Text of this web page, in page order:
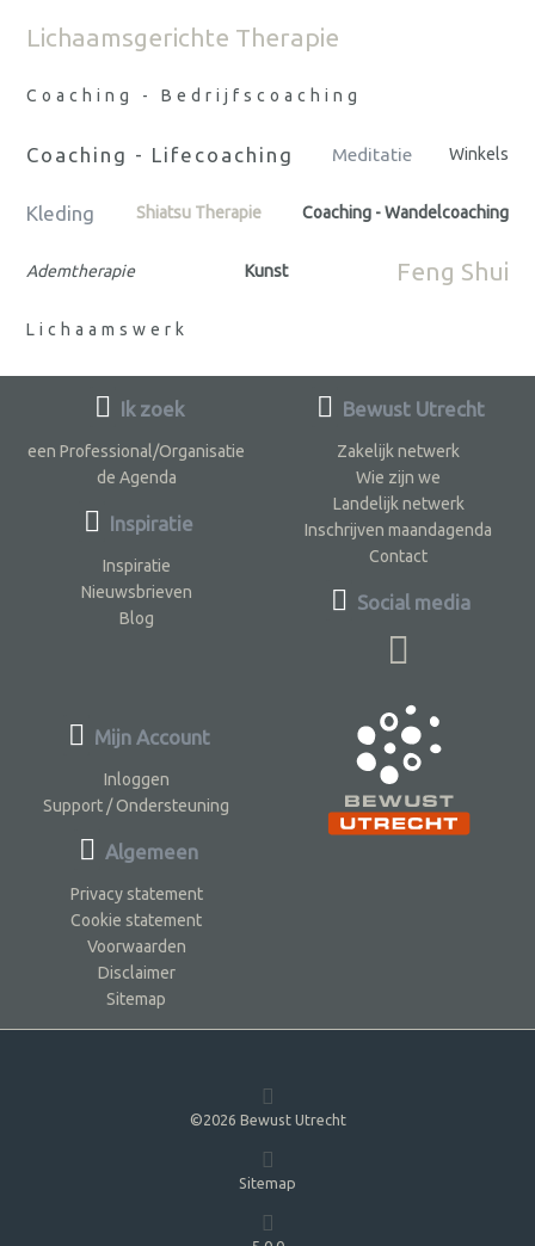
Lichaamsgerichte Therapie
Coaching - Bedrijfscoaching
Coaching - Lifecoaching Meditatie Winkels
Kleding Shiatsu Therapie Coaching - Wandelcoaching
Ademtherapie Kunst Feng Shui
Lichaamswerk
Ik zoek
een Professional/Organisatie
de Agenda
Inspiratie
Inspiratie
Nieuwsbrieven
Blog
Bewust Utrecht
Zakelijk netwerk
Wie zijn we
Landelijk netwerk
Inschrijven maandagenda
Contact
Social media
Mijn Account
Inloggen
Support / Ondersteuning
Algemeen
Privacy statement
Cookie statement
Voorwaarden
Disclaimer
Sitemap
©2026 Bewust Utrecht
Sitemap